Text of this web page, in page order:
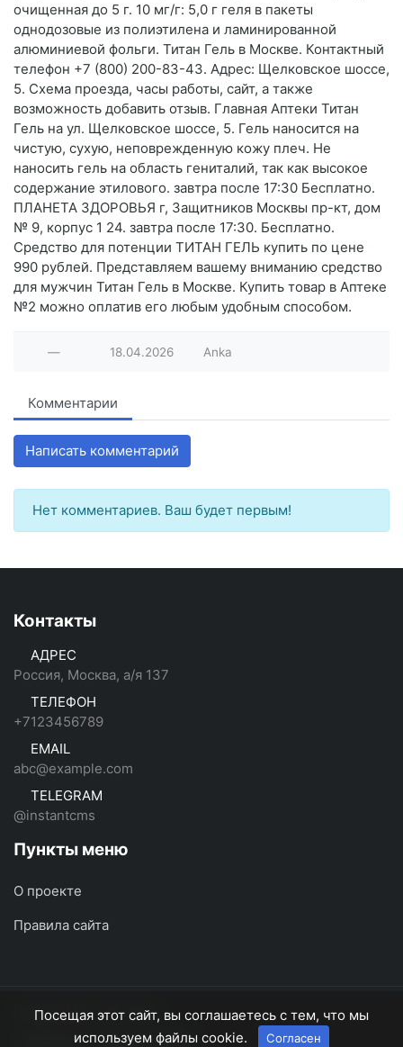
очищенная до 5 г. 10 мг/г: 5,0 г геля в пакеты
однодозовые из полиэтилена и ламинированной
алюминиевой фольги. Титан Гель в Москве. Контактный
телефон +7 (800) 200-83-43. Адрес: Щелковское шоссе,
5. Схема проезда, часы работы, сайт, а также
возможность добавить отзыв. Главная Аптеки Титан
Гель на ул. Щелковское шоссе, 5. Гель наносится на
чистую, сухую, неповрежденную кожу плеч. Не
наносить гель на область гениталий, так как высокое
содержание этилового. завтра после 17:30 Бесплатно.
ПЛАНЕТА ЗДОРОВЬЯ г, Защитников Москвы пр-кт, дом
№ 9, корпус 1 24. завтра после 17:30. Бесплатно.
Средство для потенции ТИТАН ГЕЛЬ купить по цене
990 рублей. Представляем вашему вниманию средство
для мужчин Титан Гель в Москве. Купить товар в Аптеке
№2 можно оплатив его любым удобным способом.
— 18.04.2026 Anka
Комментарии
Написать комментарий
Нет комментариев. Ваш будет первым!
Контакты
АДРЕС
Россия, Москва, а/я 137
ТЕЛЕФОН
+7123456789
EMAIL
abc@example.com
TELEGRAM
@instantcms
Пункты меню
О проекте
Правила сайта
InstantCMS 2 © 2026
О проекте
Правила сайта
Посещая этот сайт, вы соглашаетесь с тем, что мы
используем файлы cookie.
Согласен